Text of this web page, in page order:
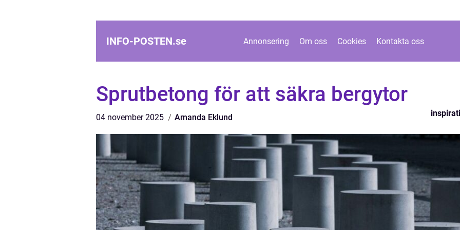
INFO-POSTEN.se Annonsering Om oss Cookies Kontakta oss
Sprutbetong för att säkra bergytor
04 november 2025 Amanda Eklund